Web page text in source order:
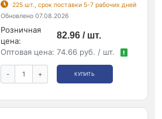
225 шт., срок поставки 5-7 рабочих дней
Обновлено 07.08.2026
Розничная
цена:
82.96 / шт.
Оптовая цена: 74.66 руб. / шт. !
- + КУПИТЬ